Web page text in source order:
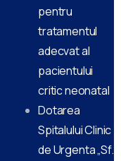
pentru
tratamentul
adecvat al
pacientului
critic neonatal
Dotarea
Spitalului Clinic
de Urgenta „Sf.